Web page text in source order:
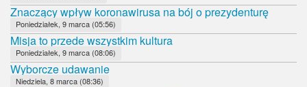
Znaczący wpływ koronawirusa na bój o prezydenturę
Poniedziałek, 9 marca (05:56)
Misja to przede wszystkim kultura
Poniedziałek, 9 marca (08:06)
Wyborcze udawanie
Niedziela, 8 marca (08:36)